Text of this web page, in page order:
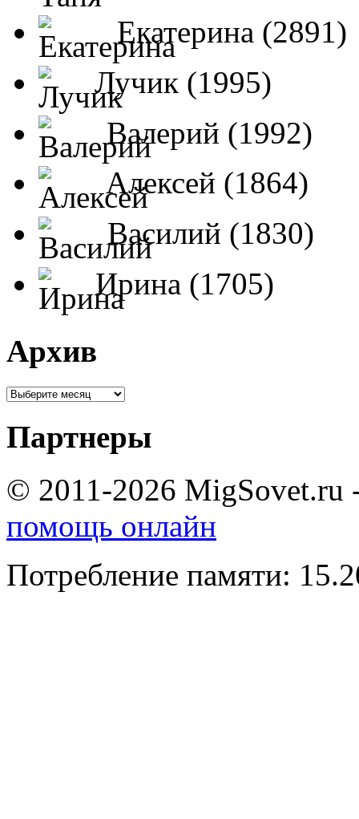
Екатерина (2891)
Лучик (1995)
Валерий (1992)
Алексей (1864)
Василий (1830)
Ирина (1705)
Архив
Партнеры
© 2011-2026 MigSovet.ru
помощь онлайн
Потребление памяти: